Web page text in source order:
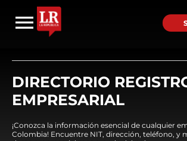
DIRECTORIO
EMPRESARIAL
¡Conozca la información esencial de cualquier
Colombia! Encuentre NIT, dirección, teléfono, y